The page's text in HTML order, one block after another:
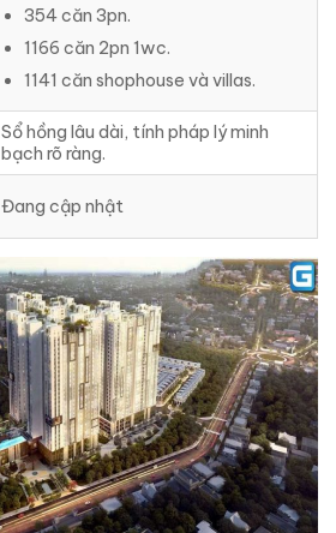
354 căn 3pn.
1166 căn 2pn 1wc.
1141 căn shophouse và villas.
Sổ hồng lâu dài, tính pháp lý minh
bạch rõ ràng.
Đang cập nhật